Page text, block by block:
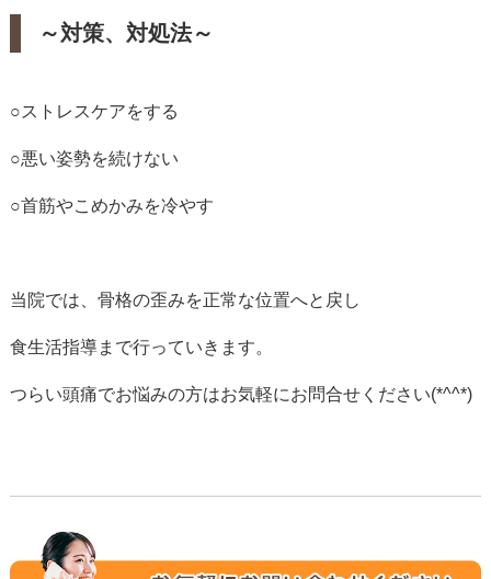
～対策、対処法～
○ストレスケアをする
○悪い姿勢を続けない
○首筋やこめかみを冷やす
当院では、骨格の歪みを正常な位置へと戻し
食生活指導まで行っていきます。
つらい頭痛でお悩みの方はお気軽にお問合せください(*^^*)